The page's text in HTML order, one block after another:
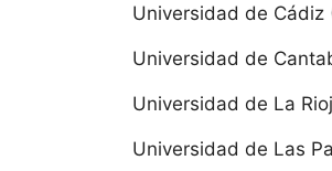
Universidad de Cádiz
Universidad de
Universidad de La
Universidad de Las